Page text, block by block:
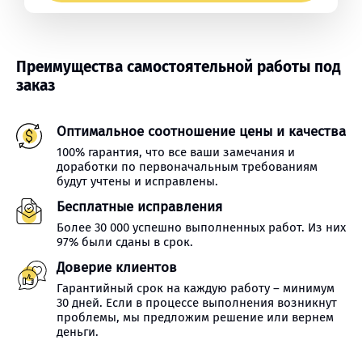
Преимущества самостоятельной работы под
заказ
Оптимальное соотношение цены и качества
100% гарантия, что все ваши замечания и
доработки по первоначальным требованиям
будут учтены и исправлены.
Бесплатные исправления
Более 30 000 успешно выполненных работ. Из них
97% были сданы в срок.
Доверие клиентов
Гарантийный срок на каждую работу – минимум
30 дней. Если в процессе выполнения возникнут
проблемы, мы предложим решение или вернем
деньги.